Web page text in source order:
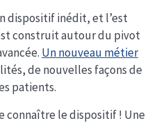
dispositif inédit, et l’est
construit autour du pivot
Un nouveau métier
de nouvelles façons de
patients.
connaître le dispositif ! Une